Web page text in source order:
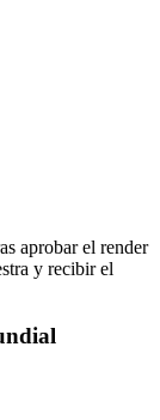
aprobar el render
y recibir el